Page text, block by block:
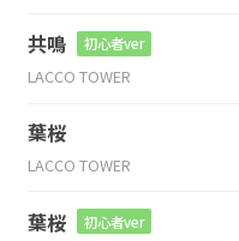
共鳴 初心者ver
LACCO TOWER
葉桜
LACCO TOWER
葉桜 初心者ver